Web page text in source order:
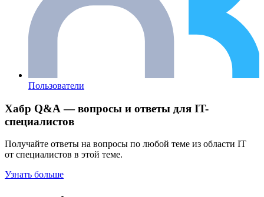
Пользователи
Хабр Q&A — вопросы и ответы для IT-
специалистов
Получайте ответы на вопросы по любой теме из области IT
от специалистов в этой теме.
Узнать больше